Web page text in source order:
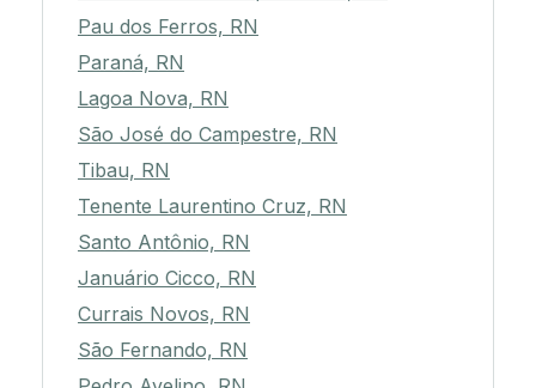
Pau dos Ferros, RN
Paraná, RN
Lagoa Nova, RN
São José do Campestre, RN
Tibau, RN
Tenente Laurentino Cruz, RN
Santo Antônio, RN
Januário Cicco, RN
Currais Novos, RN
São Fernando, RN